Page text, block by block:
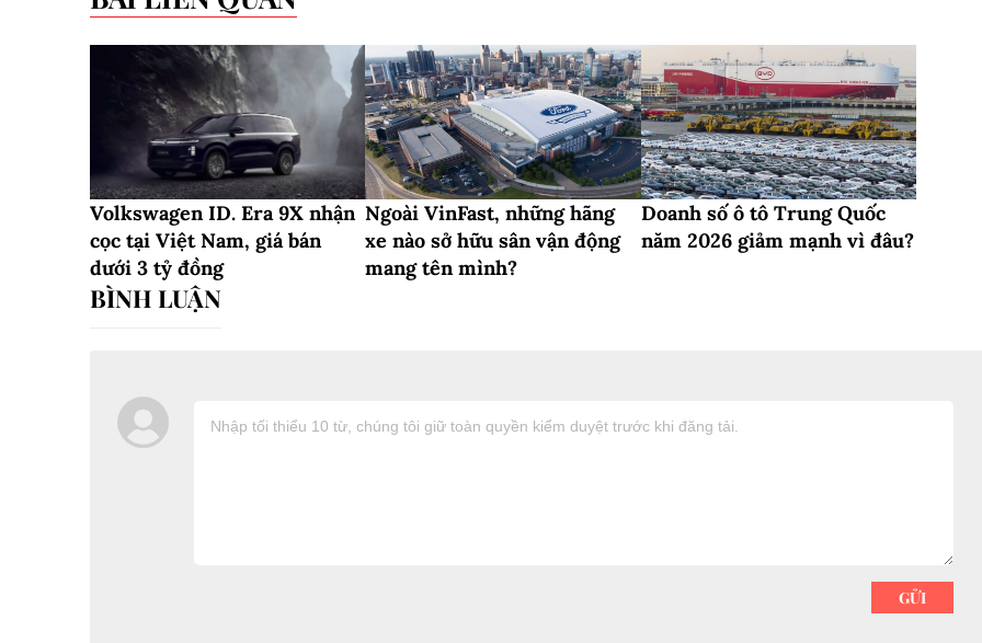
Volkswagen ID. Era 9X nhận
cọc tại Việt Nam, giá bán
dưới 3 tỷ đồng
Ngoài VinFast, những hãng
xe nào sở hữu sân vận động
mang tên mình?
Doanh số ô tô Trung Quốc
năm 2026 giảm mạnh vì đâu?